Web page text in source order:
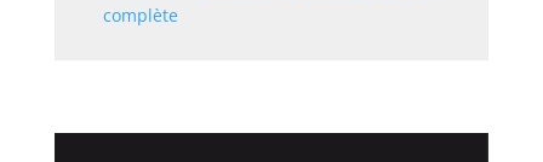
complète